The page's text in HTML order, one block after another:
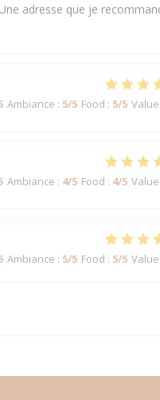
adresse que je
Ambiance : 5/5 Food : 5/5 Value
Ambiance : 4/5 Food : 4/5 Value
Ambiance : 5/5 Food : 5/5 Value